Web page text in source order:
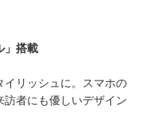
」搭載
イリッシュに。スマホの
者にも優しいデザイン